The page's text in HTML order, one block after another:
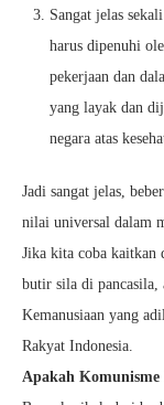
Sangat jelas
harus dipenuhi
pekerjaan dan
yang layak dan
negara atas
Jadi sangat jelas,
nilai universal dalam
Jika kita coba kaitkan
butir sila di pancasila,
Kemanusiaan yang
Rakyat Indonesia.
Apakah Komunisme